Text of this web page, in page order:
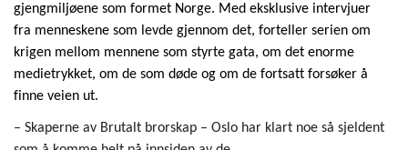
gjengmiljøene som formet Norge. Med eksklusive intervjuer
fra menneskene som levde gjennom det, forteller serien om
krigen mellom mennene som styrte gata, om det enorme
medietrykket, om de som døde og om de fortsatt forsøker å
finne veien ut.
– Skaperne av Brutalt brorskap – Oslo har k lart noe så sjeldent